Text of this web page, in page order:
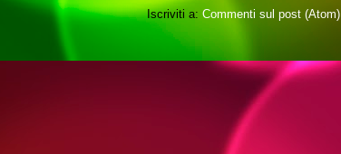
Iscriviti a: Commenti sul post (Atom)